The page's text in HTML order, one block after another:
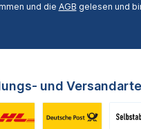
und die AGB gelesen und
und